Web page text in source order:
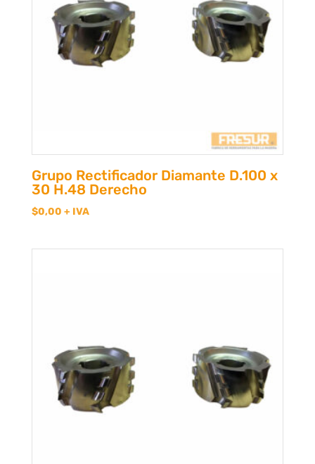
Grupo Rectificador Diamante D.100 x
30 H.48 Derecho
$0,00 + IVA